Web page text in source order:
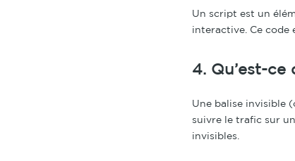
Un script est un
interactive. Ce code
4. Qu’est-ce
Une balise invisible
suivre le trafic sur
invisibles.